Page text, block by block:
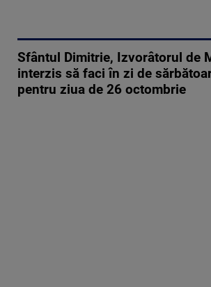
Sfântul Dimitrie, Izvorâtorul de
interzis să faci în zi de
pentru ziua de 26 octombrie